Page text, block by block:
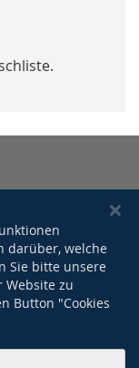
darüber, welche
Sie bitte unsere
Website zu
Button "Cookies